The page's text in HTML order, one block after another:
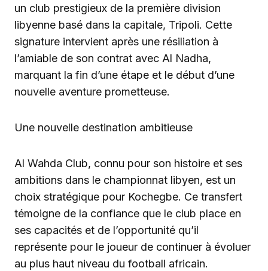
un club prestigieux de la première division
libyenne basé dans la capitale, Tripoli. Cette
signature intervient après une résiliation à
l’amiable de son contrat avec Al Nadha,
marquant la fin d’une étape et le début d’une
nouvelle aventure prometteuse.
Une nouvelle destination ambitieuse
Al Wahda Club, connu pour son histoire et ses
ambitions dans le championnat libyen, est un
choix stratégique pour Kochegbe. Ce transfert
témoigne de la confiance que le club place en
ses capacités et de l’opportunité qu’il
représente pour le joueur de continuer à évoluer
au plus haut niveau du football africain.